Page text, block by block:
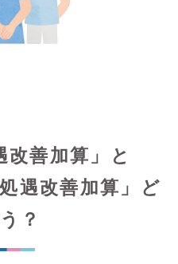
改善加算」と
遇改善加算」ど
？